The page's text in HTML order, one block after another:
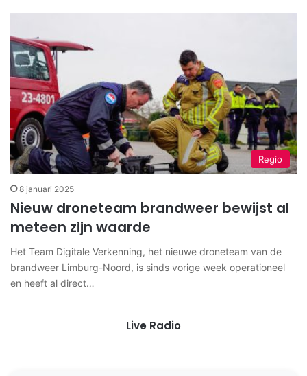
Regio
8 januari 2025
Nieuw droneteam brandweer bewijst al
meteen zijn waarde
Het Team Digitale Verkenning, het nieuwe droneteam van de
brandweer Limburg-Noord, is sinds vorige week operationeel
en heeft al direct…
Live Radio